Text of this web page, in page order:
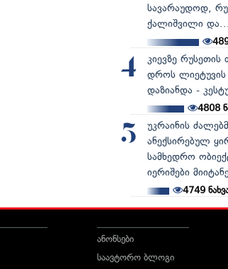
სავარაუდოდ,
ქალიშვილი და...
4
კიევზე რუსეთის
დროს
დაზიანდა -
4808
5
უკრაინის
ანექსირებულ
სამხედრო
იერიშები
4749
ანონსები
საავტორო ბლოგი